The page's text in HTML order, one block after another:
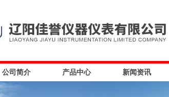
公司简介 产品中心 新闻资讯